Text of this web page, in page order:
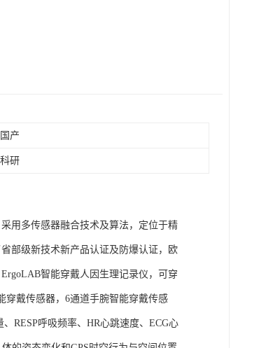
国产
科研
用多传感器融合技术及算法，定位于精
部级新技术新产品认证及防爆认证，欧
ErgoLAB智能穿戴人因生理记录仪，可穿
穿戴传感器，6通道手腕智能穿戴传感
RESP呼吸频率、HR心跳速度、ECG心